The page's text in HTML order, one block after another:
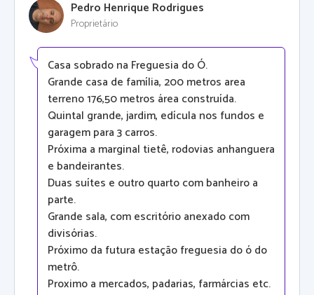
Pedro Henrique Rodrigues
Proprietário
Casa sobrado na Freguesia do Ó.
Grande casa de família, 200 metros area
terreno 176,50 metros área construída.
Quintal grande, jardim, edícula nos fundos e
garagem para 3 carros.
Próxima a marginal tietê, rodovias anhanguera
e bandeirantes.
Duas suítes e outro quarto com banheiro a
parte.
Grande sala, com escritório anexado com
divisórias.
Próximo da futura estação freguesia do ó do
metrô.
Proximo a mercados, padarias, farmárcias etc.